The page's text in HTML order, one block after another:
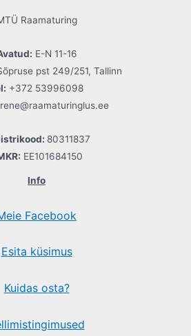
Raamaturing
E-N 11-16
pst 249/251, Tallinn
+372 53996098
rene@raamaturinglus.ee
80311837
EE101684150
Info
Facebook
Esita küsimus
Kuidas osta?